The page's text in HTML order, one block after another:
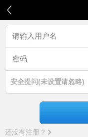
安全提问(未设置请忽略)
还没有注册？